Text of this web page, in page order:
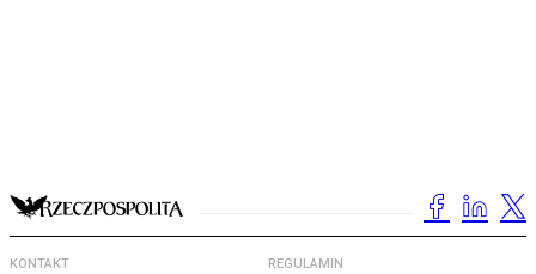
KONTAKT REGULAMIN